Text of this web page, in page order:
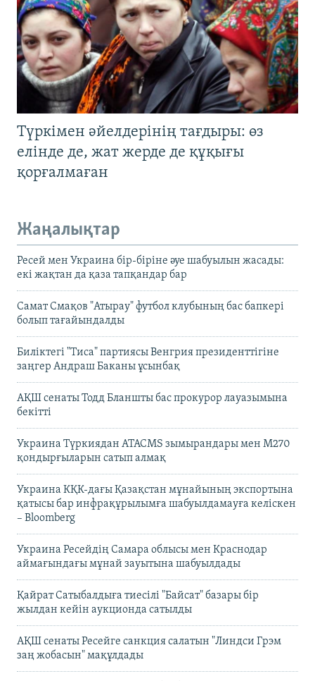
Түркімен әйелдерінің тағдыры: өз
елінде де, жат жерде де құқығы
қорғалмаған
Жаңалықтар
Ресей мен Украина бір-біріне әуе шабуылын жасады:
екі жақтан да қаза тапқандар бар
Самат Смақов "Атырау" футбол клубының бас бапкері
болып тағайындалды
Биліктегі "Тиса" партиясы Венгрия президенттігіне
заңгер Андраш Баканы ұсынбақ
АҚШ сенаты Тодд Бланшты бас прокурор лауазымына
бекітті
Украина Түркиядан ATACMS зымырандары мен M270
қондырғыларын сатып алмақ
Украина КҚК-дағы Қазақстан мұнайының экспортына
қатысы бар инфрақұрылымға шабуылдамауға келіскен
– Bloomberg
Украина Ресейдің Самара облысы мен Краснодар
аймағындағы мұнай зауытына шабуылдады
Қайрат Сатыбалдыға тиесілі "Байсат" базары бір
жылдан кейін аукционда сатылды
АҚШ сенаты Ресейге санкция салатын "Линдси Грэм
заң жобасын" мақұлдады